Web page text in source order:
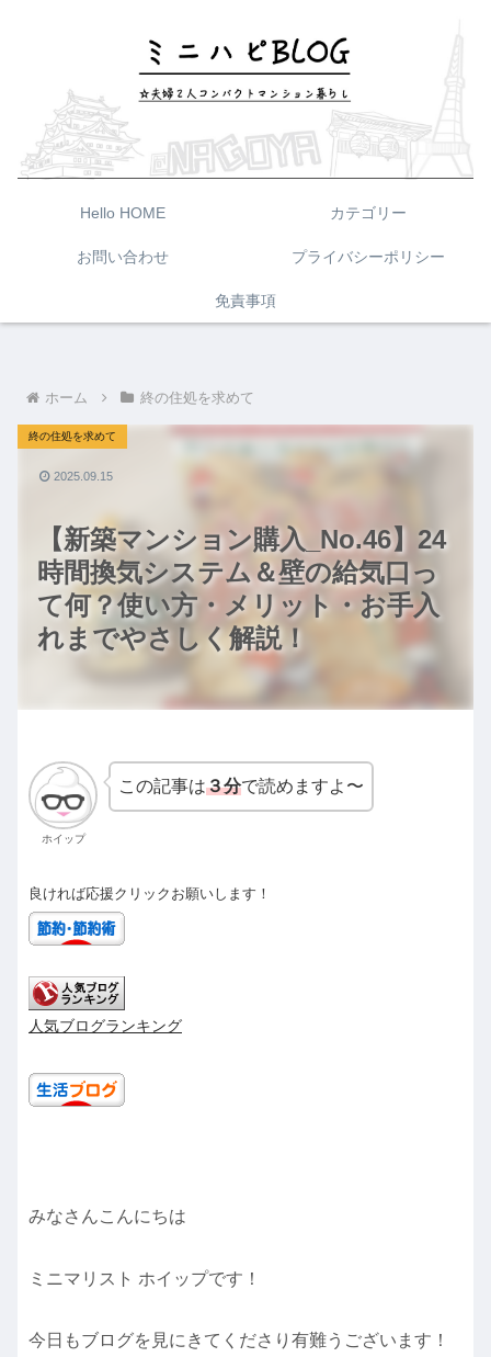
Hello HOME カテゴリー
お問い合わせ プライバシーポリシー
免責事項
ホーム 終の住処を求めて
【新築マンション購入_No.46】24
時間換気システム＆壁の給気口っ
て何？使い方・メリット・お手入
れまでやさしく解説！
終の住処を求めて
2025.09.15
ホイップ
この記事は３分で読めますよ〜
良ければ応援クリックお願いします！
人気ブログランキング
みなさんこんにちは
ミニマリスト ホイップです！
今日もブログを見にきてくださり有難うございます！